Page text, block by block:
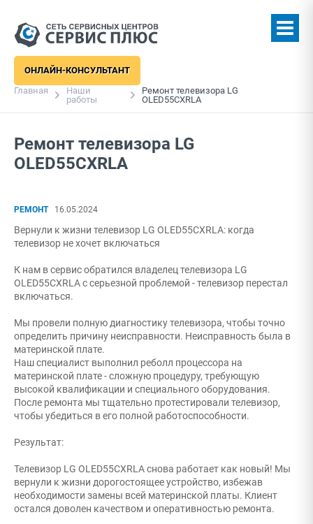
ОНЛАЙН-КОНСУЛЬТАНТ
Главная
Наши
работы
Ремонт телевизора LG
OLED55CXRLA
Ремонт телевизора LG
OLED55CXRLA
РЕМОНТ 16.05.2024
Вернули к жизни телевизор LG OLED55CXRLA: когда
телевизор не хочет включаться
К нам в сервис обратился владелец телевизора LG
OLED55CXRLA с серьезной проблемой - телевизор перестал
включаться.
Мы провели полную диагностику телевизора, чтобы точно
определить причину неисправности. Неисправность была в
материнской плате.
Наш специалист выполнил реболл процессора на
материнской плате - сложную процедуру, требующую
высокой квалификации и специального оборудования.
После ремонта мы тщательно протестировали телевизор,
чтобы убедиться в его полной работоспособности.
Результат:
Телевизор LG OLED55CXRLA снова работает как новый! Мы
вернули к жизни дорогостоящее устройство, избежав
необходимости замены всей материнской платы. Клиент
остался доволен качеством и оперативностью ремонта.